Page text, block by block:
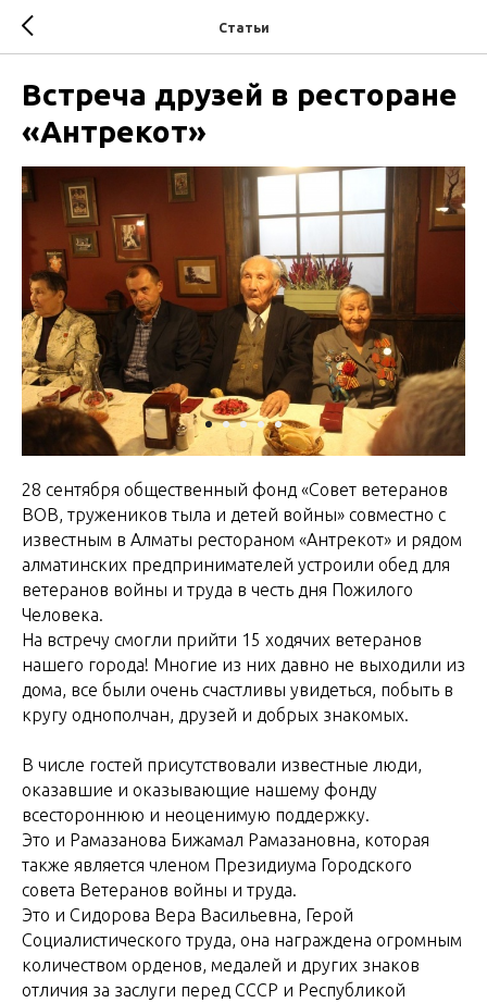
Статьи
Встреча друзей в ресторане
«Антрекот»
28 сентября общественный фонд «Совет ветеранов
ВОВ, тружеников тыла и детей войны» совместно с
известным в Алматы рестораном «Антрекот» и рядом
алматинских предпринимателей устроили обед для
ветеранов войны и труда в честь дня Пожилого
Человека.
На встречу смогли прийти 15 ходячих ветеранов
нашего города! Многие из них давно не выходили из
дома, все были очень счастливы увидеться, побыть в
кругу однополчан, друзей и добрых знакомых.
В числе гостей присутствовали известные люди,
оказавшие и оказывающие нашему фонду
всестороннюю и неоценимую поддержку.
Это и Рамазанова Бижамал Рамазановна, которая
также является членом Президиума Городского
совета Ветеранов войны и труда.
Это и Сидорова Вера Васильевна, Герой
Социалистического труда, она награждена огромным
количеством орденов, медалей и других знаков
отличия за заслуги перед СССР и Республикой